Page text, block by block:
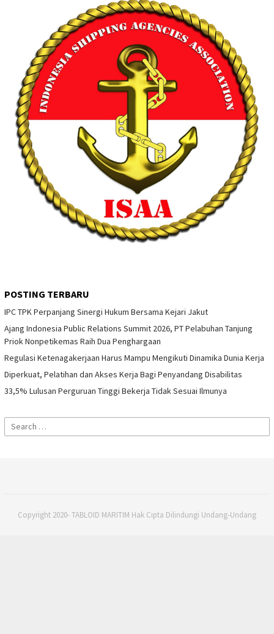
POSTING TERBARU
IPC TPK Perpanjang Sinergi Hukum Bersama Kejari Jakut
Ajang Indonesia Public Relations Summit 2026, PT Pelabuhan Tanjung
Priok Nonpetikemas Raih Dua Penghargaan
Regulasi Ketenagakerjaan Harus Mampu Mengikuti Dinamika Dunia Kerja
Diperkuat, Pelatihan dan Akses Kerja Bagi Penyandang Disabilitas
33,5% Lulusan Perguruan Tinggi Bekerja Tidak Sesuai Ilmunya
Search
for:
Copyright 2020- TABLOID MARITIM Hak Cipta Dilindungi Undang-Undang